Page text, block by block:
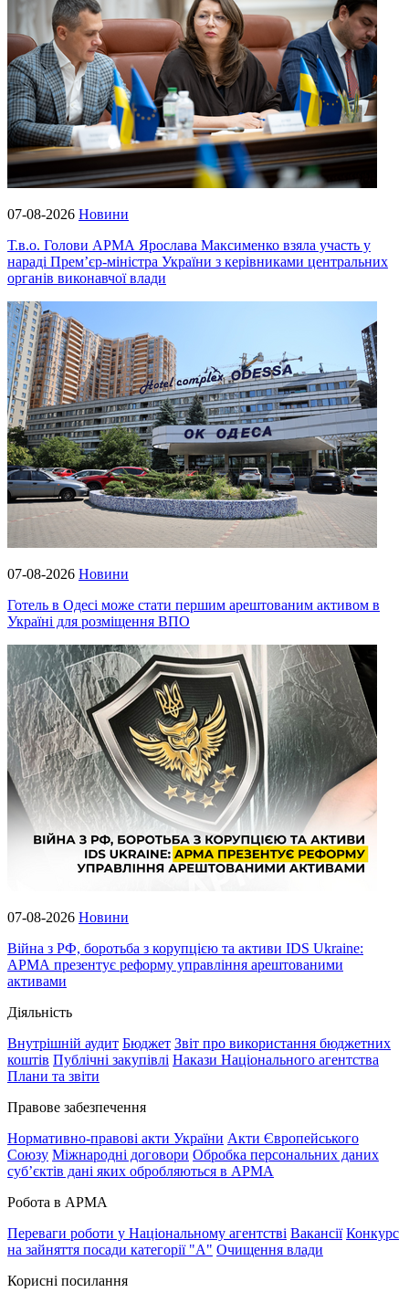
07-08-2026 Новини
Т.в.о. Голови АРМА Ярослава Максименко взяла участь у
нараді Прем’єр-міністра України з керівниками центральних
органів виконавчої влади
07-08-2026 Новини
Готель в Одесі може стати першим арештованим активом в
Україні для розміщення ВПО
07-08-2026 Новини
Війна з РФ, боротьба з корупцією та активи IDS Ukraine:
АРМА презентує реформу управління арештованими
активами
Діяльність
Внутрішній аудит Бюджет Звіт про використання бюджетних
коштів Публічні закупівлі Накази Національного агентства
Плани та звіти
Правове забезпечення
Нормативно-правові акти України Акти Європейського
Союзу Міжнародні договори Обробка персональних даних
субʼєктів дані яких обробляються в АРМА
Робота в АРМА
Переваги роботи у Національному агентстві Вакансії Конкурс
на зайняття посади категорії "А" Очищення влади
Корисні посилання